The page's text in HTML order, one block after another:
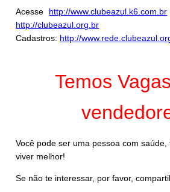
Acesse http://www.clubeazul.k6.com.br
http://clubeazul.org.br
Cadastros: http://
Temos
Você pode ser uma pessoa com
viver melhor!
Se não te interessar, por favor,